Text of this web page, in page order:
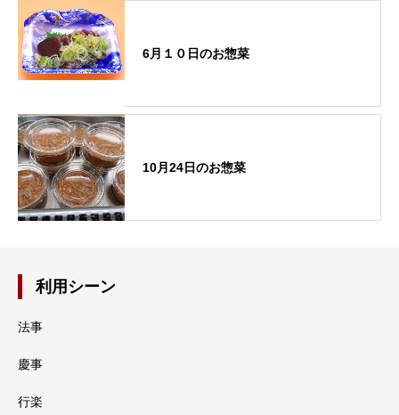
6月１０日のお惣菜
10月24日のお惣菜
利用シーン
法事
慶事
行楽